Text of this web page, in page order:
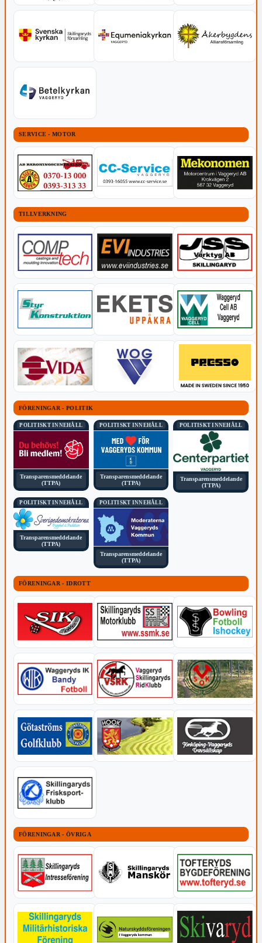
SERVICE - MOTOR
TILLVERKNING
FÖRENINGAR - POLITIK
POLITISKT INNEHÅLL
Transparensmeddelande
(TTPA)
POLITISKT INNEHÅLL
Transparensmeddelande
(TTPA)
POLITISKT INNEHÅLL
Transparensmeddelande
(TTPA)
POLITISKT INNEHÅLL
Transparensmeddelande
(TTPA)
POLITISKT INNEHÅLL
Transparensmeddelande
(TTPA)
FÖRENINGAR - IDROTT
FÖRENINGAR - ÖVRIGA